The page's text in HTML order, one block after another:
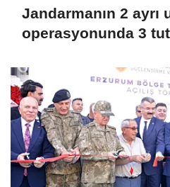
Jandarmanın 2 ayrı
operasyonunda 3